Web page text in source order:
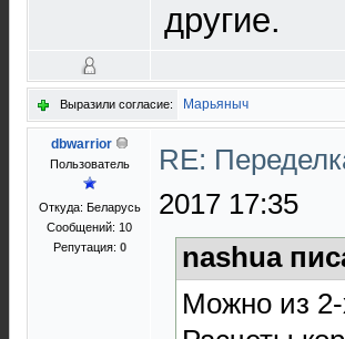
другие.
Выразили согласие: Марьяныч
dbwarrior
Пользователь
Откуда: Беларусь
Сообщений: 10
Репутация: 0
RE:
2017 17:35
nashua
Можно из 2-